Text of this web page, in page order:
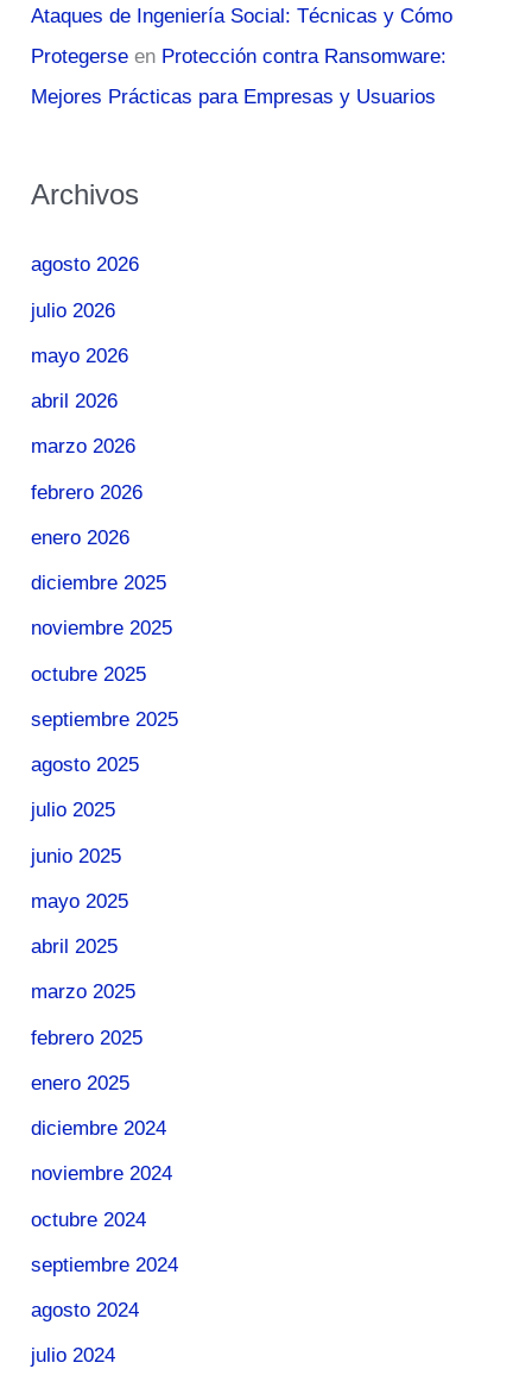
Ataques de Ingeniería Social: Técnicas y Cómo
Protegerse en Protección contra Ransomware:
Mejores Prácticas para Empresas y Usuarios
Archivos
agosto 2026
julio 2026
mayo 2026
abril 2026
marzo 2026
febrero 2026
enero 2026
diciembre 2025
noviembre 2025
octubre 2025
septiembre 2025
agosto 2025
julio 2025
junio 2025
mayo 2025
abril 2025
marzo 2025
febrero 2025
enero 2025
diciembre 2024
noviembre 2024
octubre 2024
septiembre 2024
agosto 2024
julio 2024